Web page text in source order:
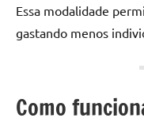
Essa modalidade
gastando menos
Como